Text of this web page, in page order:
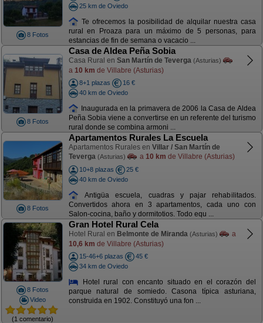
8 Fotos
25 km de Oviedo
Te ofrecemos la posibilidad de alquilar nuestra casa
rural en Proaza para un máximo de 5 personas, para
estancias de fin de semana o vacacio ...
8 Fotos
Casa de Aldea Peña Sobia
Casa Rural en San Martín de Teverga (Asturias)
a 10 km de Villabre (Asturias)
8+1 plazas
16 €
40 km de Oviedo
Inaugurada en la primavera de 2006 la Casa de Aldea
Peña Sobia viene a convertirse en un referente del turismo
rural donde se combina armoni ...
8 Fotos
Apartamentos Rurales La Escuela
Apartamentos Rurales en Villar / San Martín de
Teverga (Asturias) a 10 km de Villabre (Asturias)
10+8 plazas
25 €
40 km de Oviedo
Antigüa escuela, cuadras y pajar rehabilitados.
Convertidos ahora en 3 apartamentos, cada uno con
Salon-cocina, baño y dormitotios. Todo equ ...
8 Fotos
Video
(1 comentario)
Gran Hotel Rural Cela
Hotel Rural en Belmonte de Miranda (Asturias)
a
10,6 km de Villabre (Asturias)
15-46+6 plazas
45 €
34 km de Oviedo
Hotel rural con encanto situado en el corazón del
parque natural de somiedo. Casona típica asturiana,
construida en 1902. Constituyó una fon ...